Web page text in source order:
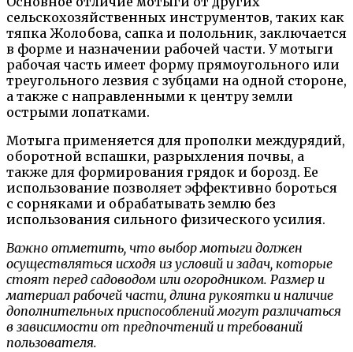
сельскохозяйственных инструментов, таких как
тяпка Жолобова, сапка и полольник, заключается
в форме и назначении рабочей части. У мотыги
рабочая часть имеет форму прямоугольного или
треугольного лезвия с зубцами на одной стороне,
а также с направленными к центру земли
острыми лопатками.
Мотыга применяется для прополки междурядий,
оборотной вспашки, разрыхления почвы, а
также для формирования грядок и борозд. Ее
использование позволяет эффективно бороться
с сорняками и обрабатывать землю без
использования сильного физического усилия.
Важно отметить, что выбор мотыги должен
осуществляться исходя из условий и задач, которые
стоят перед садоводом или огородником. Размер и
материал рабочей части, длина рукоятки и наличие
дополнительных приспособлений могут различаться
в зависимости от предпочтений и требований
пользователя.